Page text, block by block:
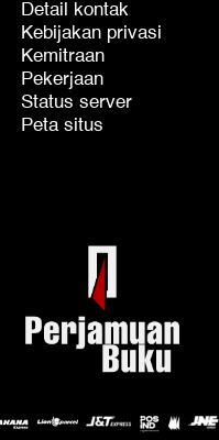
Detail kontak
Kebijakan privasi
Kemitraan
Pekerjaan
Status server
Peta situs